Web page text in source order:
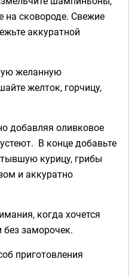
на сковороде. Свежие
аккуратной
желанную
желток, горчицу,
добавляя оливковое
В конце добавьте
курицу, грибы
и аккуратно
когда хочется
без заморочек.
приготовления